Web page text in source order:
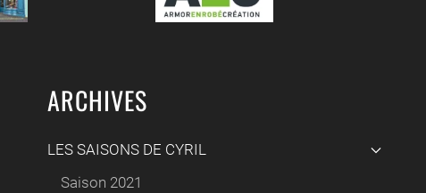
ARCHIVES
LES SAISONS DE CYRIL
Saison 2021